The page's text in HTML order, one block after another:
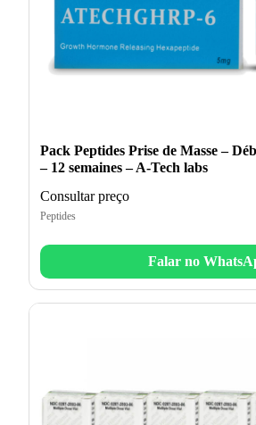
Pack Peptides Prise de Masse –
– 12 semaines – A-Tech labs
Consultar preço
Peptides
Falar no